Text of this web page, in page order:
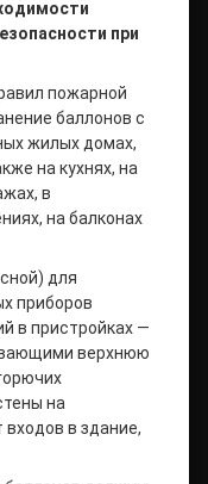
при
пожарной
баллонов с
жилых домах,
на кухнях, на
в
на балконах
для
приборов
в пристройках —
верхнюю
на
в здание,